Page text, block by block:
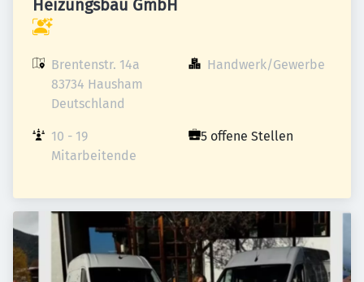
Heizungsbau GmbH
Brentenstr. 14a
83734 Hausham
Deutschland
Handwerk/Gewerbe
10 - 19
Mitarbeitende
5 offene Stellen